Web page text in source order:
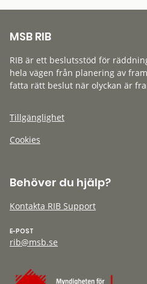
MSB RIB
RIB är ett beslutsstöd för
hela vägen från planering av
fatta rätt beslut när olyckan är
Tillgänglighet
Cookies
Behöver du hjälp?
Kontakta RIB Support
E-POST
rib@msb.se